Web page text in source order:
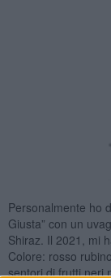
Personalmente ho
Giusta” con un
Shiraz. Il 2021, mi
Colore: rosso
sentori di frutti neri